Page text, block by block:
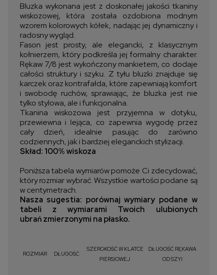
Bluzka wykonana jest z doskonałej jakości tkaniny
wiskozowej, która została ozdobiona modnym
wzorem kolorowych kółek, nadając jej dynamiczny i
radosny wygląd.
Fason jest prosty, ale elegancki, z klasycznym
kołnierzem, który podkreśla jej formalny charakter.
Rękaw 7/8 jest wykończony mankietem, co dodaje
całości struktury i szyku. Z tyłu bluzki znajduje się
karczek oraz kontrafałda, które zapewniają komfort
i swobodę ruchów, sprawiając, że bluzka jest nie
tylko stylowa, ale i funkcjonalna.
Tkanina wiskozowa jest przyjemna w dotyku,
przewiewna i lejąca, co zapewnia wygodę przez
cały dzień, idealnie pasując do zarówno
codziennych, jak i bardziej eleganckich stylizacji.
Skład: 100% wiskoza
Poniższa tabela wymiarów pomoże Ci zdecydować,
który rozmiar wybrać. Wszystkie wartości podane są
w centymetrach.
Nasza sugestia: porównaj wymiary podane w
tabeli z wymiarami Twoich ulubionych
ubrań zmierzonymi na płasko.
ROZMIAR DŁUGOŚĆ
SZEROKOŚĆ W KLATCE
PIERSIOWEJ
DŁUGOŚĆ RĘKAWA
OD SZYI